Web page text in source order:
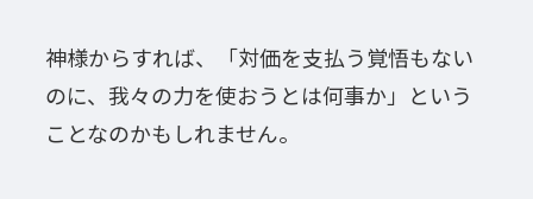
神様からすれば、「対価を支払う覚悟もない
のに、我々の力を使おうとは何事か」という
ことなのかもしれません。